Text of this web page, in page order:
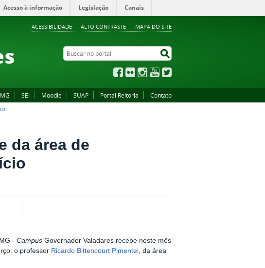
ACESSIBILIDADE ALTO CONTRASTE MAPA DO SITE
Acesso à informação Legislação Canais
Buscar no portal
Facebook
Flickr InstagramYouTube
SEI Moodle SUAP Portal Reitoria Contato
da área de
- CampusGovernador Valadares recebe neste mês
o professor Ricardo Bittencourt Pimentel , da área